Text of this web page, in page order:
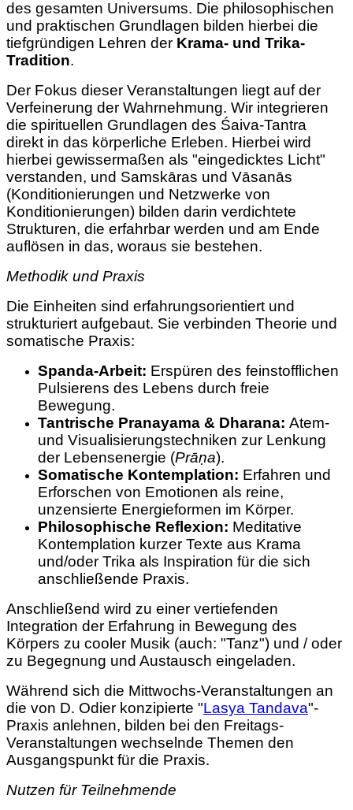
des gesamten Universums. Die philosophischen
und praktischen Grundlagen bilden hierbei die
tiefgründigen Lehren der Krama- und Trika-
Tradition.
Der Fokus dieser Veranstaltungen liegt auf der
Verfeinerung der Wahrnehmung. Wir integrieren
die spirituellen Grundlagen des Śaiva-Tantra
direkt in das körperliche Erleben. Hierbei wird
hierbei gewissermaßen als "eingedicktes Licht"
verstanden, und Samskāras und Vāsanās
(Konditionierungen und Netzwerke von
Konditionierungen) bilden darin verdichtete
Strukturen, die erfahrbar werden und am Ende
auflösen in das, woraus sie bestehen.
Methodik und Praxis
Die Einheiten sind erfahrungsorientiert und
strukturiert aufgebaut. Sie verbinden Theorie und
somatische Praxis:
Spanda-Arbeit: Erspüren des feinstofflichen
Pulsierens des Lebens durch freie
Bewegung.
Tantrische Pranayama & Dharana: Atem-
und Visualisierungstechniken zur Lenkung
der Lebensenergie (Prāṇa).
Somatische Kontemplation: Erfahren und
Erforschen von Emotionen als reine,
unzensierte Energieformen im Körper.
Philosophische Reflexion: Meditative
Kontemplation kurzer Texte aus Krama
und/oder Trika als Inspiration für die sich
anschließende Praxis.
Anschließend wird zu einer vertiefenden
Integration der Erfahrung in Bewegung des
Körpers zu cooler Musik (auch: "Tanz") und / oder
zu Begegnung und Austausch eingeladen.
Während sich die Mittwochs-Veranstaltungen an
die von D. Odier konzipierte "Lasya Tandava"-
Praxis anlehnen, bilden bei den Freitags-
Veranstaltungen wechselnde Themen den
Ausgangspunkt für die Praxis.
Nutzen für Teilnehmende